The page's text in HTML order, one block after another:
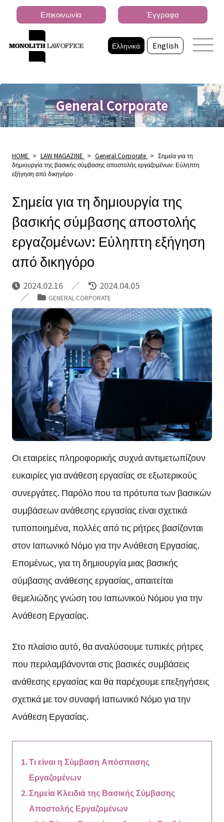
Ελληνικά English
Επικοινωνία Έγγραφα
General Corporate
HOME > LAW MAGAZINE > General Corporate > Σημεία για τη
δημιουργία της βασικής σύμβασης αποστολής εργαζομένων: Εύληπτη
εξήγηση από δικηγόρο
Σημεία για τη δημιουργία της
βασικής σύμβασης αποστολής
εργαζομένων: Εύληπτη εξήγηση
από δικηγόρο
2024.02.16 2024.04.05
GENERAL CORPORATE
Οι εταιρείες πληροφορικής συχνά αντιμετωπίζουν
ευκαιρίες για ανάθεση εργασίας σε εξωτερικούς
συνεργάτες. Παρόλο που τα πρότυπα των βασικών
συμβάσεων ανάθεσης εργασίας είναι σχετικά
τυποποιημένα, πολλές από τις ρήτρες βασίζονται
στον Ιαπωνικό Νόμο για την Ανάθεση Εργασίας.
Επομένως, για τη δημιουργία μιας βασικής
σύμβασης ανάθεσης εργασίας, απαιτείται
θεμελιώδης γνώση του Ιαπωνικού Νόμου για την
Ανάθεση Εργασίας.
Στο πλαίσιο αυτό, θα αναλύσουμε τυπικές ρήτρες
που περιλαμβάνονται στις βασικές συμβάσεις
ανάθεσης εργασίας και θα παρέχουμε επεξηγήσεις
σχετικά με τον συναφή Ιαπωνικό Νόμο για την
Ανάθεση Εργασίας.
Τι είναι η Σύμβαση Απόσπασης
Εργαζομένων
Σημεία Κλειδιά της Βασικής Σύμβασης
Αποστολής Εργαζομένων